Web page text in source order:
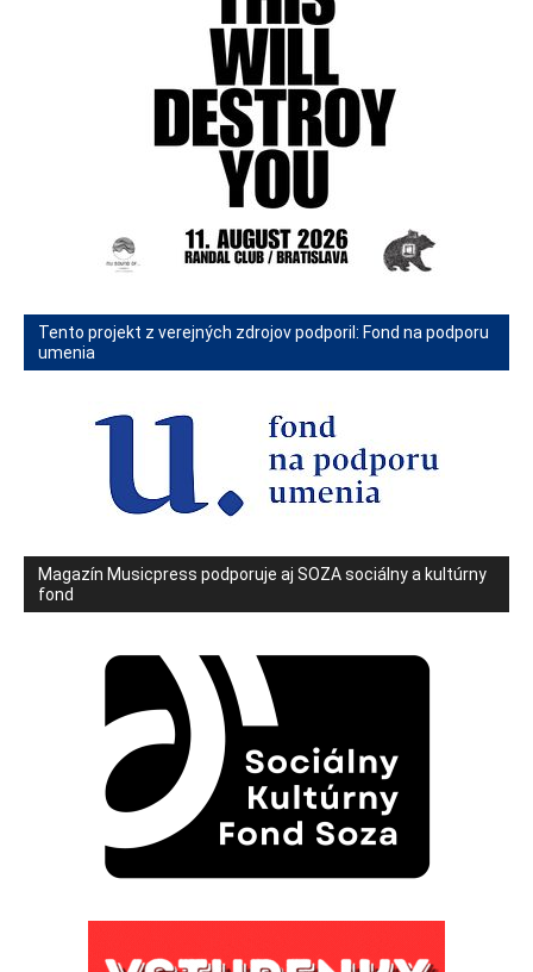
Tento projekt z verejných zdrojov podporil: Fond na podporu
umenia
Magazín Musicpress podporuje aj SOZA sociálny a kultúrny
fond